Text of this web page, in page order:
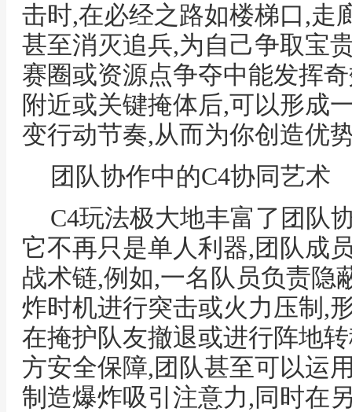
击时,在必经之路如楼梯口,走
甚至消灭追兵,为自己争取宝
赛圈或资源点争夺中能发挥
附近或关键掩体后,可以形成
变行动节奏,从而为你创造优
团队协作中的C4协同艺术
C4玩法极大地丰富了团队
它不再只是单人利器,团队成
战术链,例如,一名队员负责隐
炸时机进行突击或火力压制,
在掩护队友撤退或进行阵地
方安全保障,团队甚至可以运
制造爆炸吸引注意力,同时在